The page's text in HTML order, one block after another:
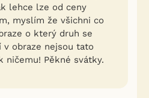
lehce lze od ceny
myslím že všichni co
o který druh se
obraze nejsou tato
ničemu! Pěkné svátky.